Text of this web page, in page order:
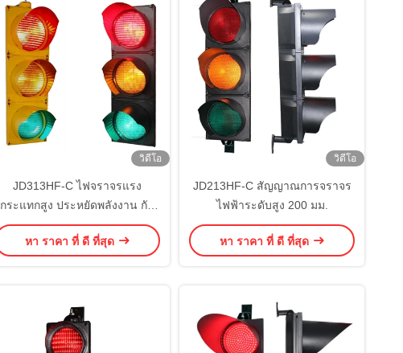
วิดีโอ
JD313HF-C ไฟจราจรแรง
กระแทกสูง ประหยัดพลังงาน กัน
กระแทก
หา ราคา ที่ ดี ที่สุด
วิดีโอ
JD213HF-C สัญญาณการจราจร
ไฟฟ้าระดับสูง 200 มม.
หา ราคา ที่ ดี ที่สุด